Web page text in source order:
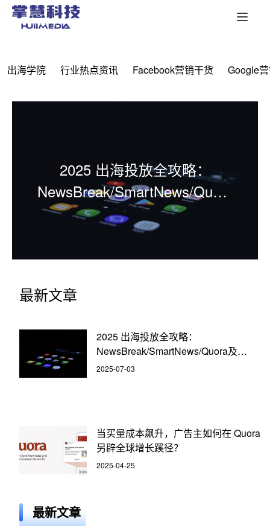
出海学院 行业热点资讯 Facebook营销干货 Google
2025 出海投放全攻略：
NewsBreak/SmartNews/Quora
及MediaGo/MiQ/RTB House等
广告平台深度解析
最新文章
2025 出海投放全攻略：
NewsBreak/SmartNews/Quora及
MediaGo/MiQ/RTB House等广告平台
2025-07-03
当买量成本飙升，广告主如何在 Quora
另辟全球增长蹊径？
2025-04-25
最新文章